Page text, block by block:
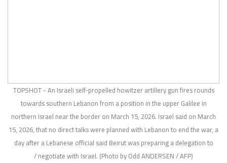
TOPSHOT - An Israeli self-propelled howitzer artillery gun fires rounds
towards southern Lebanon from a position in the upper Galilee in
northern Israel near the border on March 15, 2026. Israel said on March
15, 2026, that no direct talks were planned with Lebanon to end the war, a
day after a Lebanese official said Beirut was preparing a delegation to
negotiate with Israel. (Photo by Odd ANDERSEN / AFP) /